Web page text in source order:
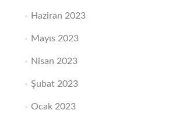
Haziran 2023
Mayıs 2023
Nisan 2023
Şubat 2023
Ocak 2023